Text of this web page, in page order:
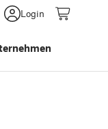
Login